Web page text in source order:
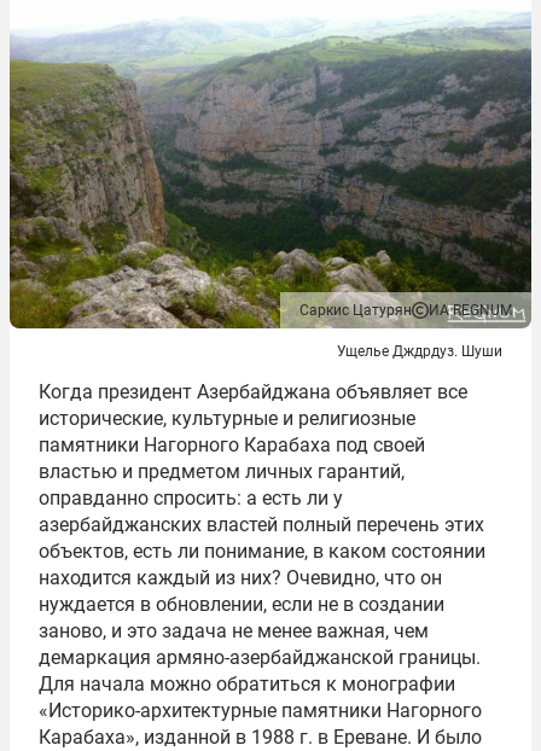
Саркис Цатурян ИА REGNUM
Ущелье Дждрдуз. Шуши
Когда президент Азербайджана объявляет все
исторические, культурные и религиозные
памятники Нагорного Карабаха под своей
властью и предметом личных гарантий,
оправданно спросить: а есть ли у
азербайджанских властей полный перечень этих
объектов, есть ли понимание, в каком состоянии
находится каждый из них? Очевидно, что он
нуждается в обновлении, если не в создании
заново, и это задача не менее важная, чем
демаркация армяно-азербайджанской границы.
Для начала можно обратиться к монографии
«Историко-архитектурные памятники Нагорного
Карабаха», изданной в 1988 г. в Ереване. И было